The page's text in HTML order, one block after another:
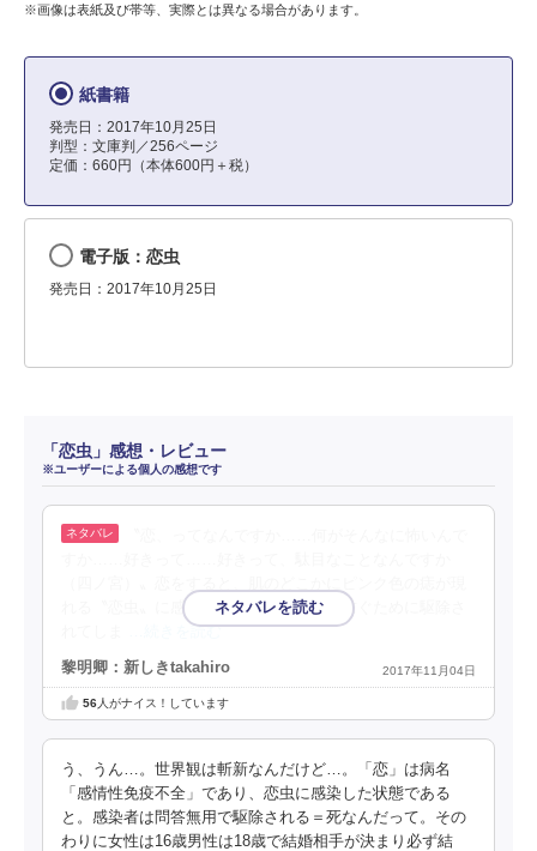
※画像は表紙及び帯等、実際とは異なる場合があります。
紙書籍
発売日：2017年10月25日
判型：文庫判／256ページ
定価：660円（本体600円＋税）
電子版：恋虫
発売日：2017年10月25日
「恋虫」感想・レビュー
※ユーザーによる個人の感想です
れる〝恋虫〟に感染し、他者への感染を防ぐために駆除さ
…続きを読む
黎明卿：新しきtakahiro 2017年11月04日
56人がナイス！しています
う、うん…。世界観は斬新なんだけど…。「恋」は病名
「感情性免疫不全」であり、恋虫に感染した状態である
と。感染者は問答無用で駆除される＝死なんだって。その
わりに女性は16歳男性は18歳で結婚相手が決まり必ず結